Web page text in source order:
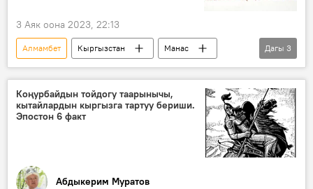
3 Аяк оона 2023, 22:13
Алмамбет Кыргызстан
Манас
өч
согуш
Кыргыздын көркөм өнөрү, белгилүү инсандары жөнүндө фактылар
Дагы 3
Коңурбайдын тойдогу таарынычы,
кытайлардын кыргызга тартуу бериши.
Эпостон 6 факт
Абдыкерим Муратов